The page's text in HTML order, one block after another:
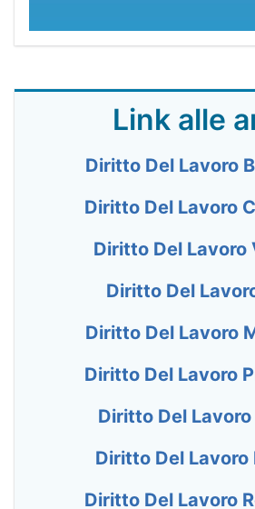
Link alle
Diritto Del Lavoro
Diritto Del Lavoro
Diritto Del Lavoro
Diritto Del
Diritto Del Lavoro
Diritto Del Lavoro
Diritto Del
Diritto Del Lavoro
Diritto Del Lavoro